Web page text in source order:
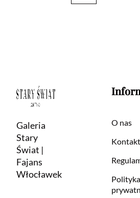
Galeria
Stary
Świat |
Fajans
Włocławek
O nas
Kontakt
Polityka